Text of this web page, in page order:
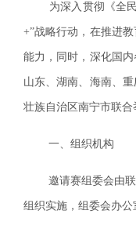
为深入贯彻《全民科
+”战略行动，在推进
能力，同时，深化国
山东、湖南、海南、
壮族自治区南宁市联
一、组织机构
邀请赛组委会由联合
组织实施，组委会办